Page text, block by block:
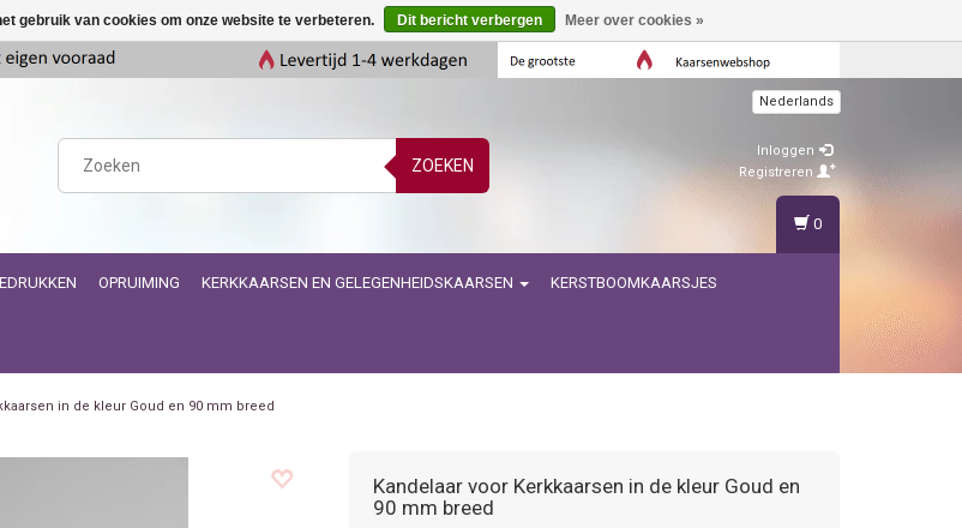
ZOEKEN
Nederlands
Inloggen
Registreren
OPRUIMING KERKKAARSEN EN GELEGENHEIDSKAARSEN KERSTBOOMKAARSJES
0
in de kleur Goud en 90 mm breed
Kandelaar voor Kerkkaarsen in de kleur Goud en
90 mm breed
gebruik van cookies om onze website te verbeteren. Dit bericht verbergen Meer over cookies »